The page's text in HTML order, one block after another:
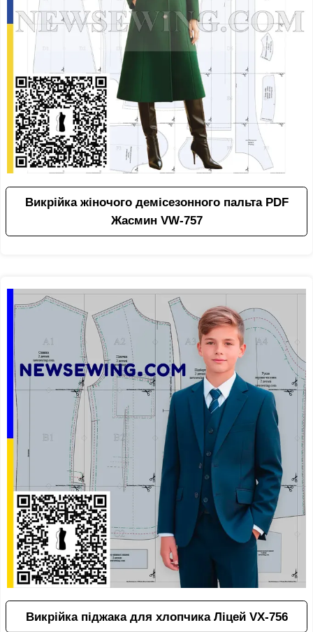
Викрійка жіночого демісезонного пальта PDF
Жасмин VW-757
Викрійка піджака для хлопчика Ліцей VX-756